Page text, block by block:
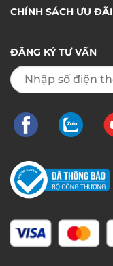
CHÍNH SÁCH ƯU ĐÃI
ĐĂNG KÝ TƯ VẤN